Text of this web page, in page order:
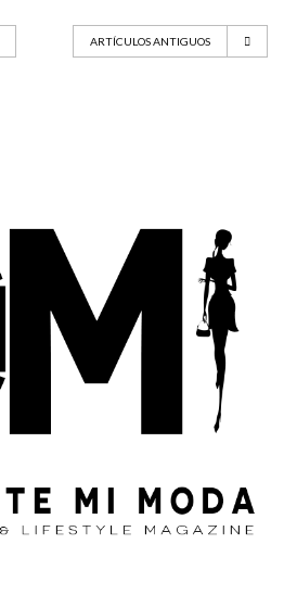
ARTÍCULOS ANTIGUOS